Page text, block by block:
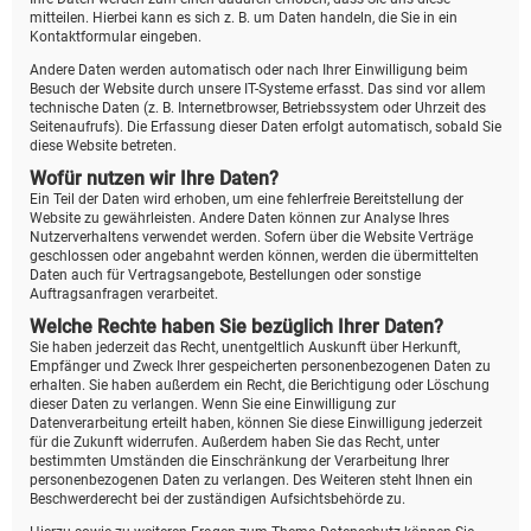
mitteilen. Hierbei kann es sich z. B. um Daten handeln, die Sie in ein
Kontaktformular eingeben.
Andere Daten werden automatisch oder nach Ihrer Einwilligung beim
Besuch der Website durch unsere IT-Systeme erfasst. Das sind vor allem
technische Daten (z. B. Internetbrowser, Betriebssystem oder Uhrzeit des
Seitenaufrufs). Die Erfassung dieser Daten erfolgt automatisch, sobald Sie
diese Website betreten.
Wofür nutzen wir Ihre Daten?
Ein Teil der Daten wird erhoben, um eine fehlerfreie Bereitstellung der
Website zu gewährleisten. Andere Daten können zur Analyse Ihres
Nutzerverhaltens verwendet werden. Sofern über die Website Verträge
geschlossen oder angebahnt werden können, werden die übermittelten
Daten auch für Vertragsangebote, Bestellungen oder sonstige
Auftragsanfragen verarbeitet.
Welche Rechte haben Sie bezüglich Ihrer Daten?
Sie haben jederzeit das Recht, unentgeltlich Auskunft über Herkunft,
Empfänger und Zweck Ihrer gespeicherten personenbezogenen Daten zu
erhalten. Sie haben außerdem ein Recht, die Berichtigung oder Löschung
dieser Daten zu verlangen. Wenn Sie eine Einwilligung zur
Datenverarbeitung erteilt haben, können Sie diese Einwilligung jederzeit
für die Zukunft widerrufen. Außerdem haben Sie das Recht, unter
bestimmten Umständen die Einschränkung der Verarbeitung Ihrer
personenbezogenen Daten zu verlangen. Des Weiteren steht Ihnen ein
Beschwerderecht bei der zuständigen Aufsichtsbehörde zu.